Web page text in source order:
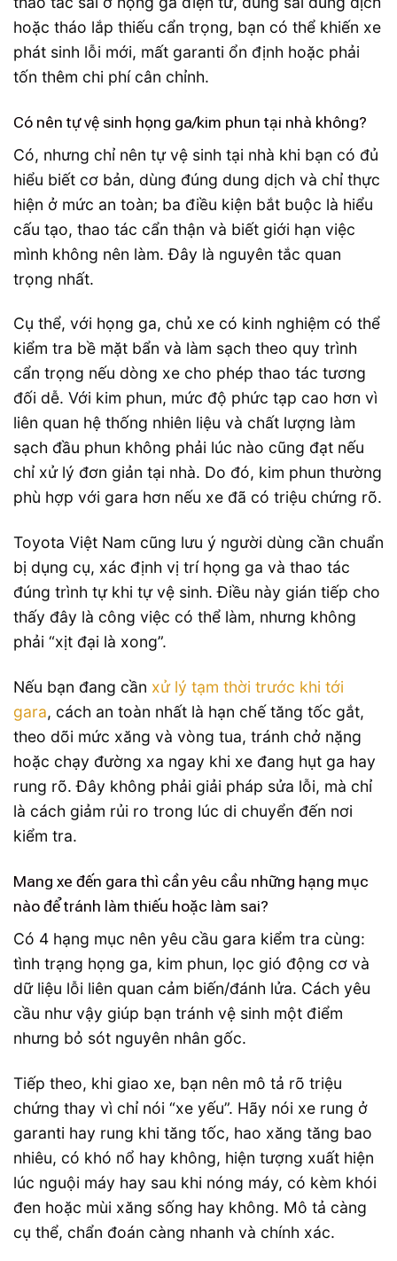
hoặc tháo lắp thiếu cẩn trọng, bạn có thể khiến xe
phát sinh lỗi mới, mất garanti ổn định hoặc phải
tốn thêm chi phí cân chỉnh.
Có nên tự vệ sinh họng ga/kim phun tại nhà không?
Có, nhưng chỉ nên tự vệ sinh tại nhà khi bạn có đủ
hiểu biết cơ bản, dùng đúng dung dịch và chỉ thực
hiện ở mức an toàn; ba điều kiện bắt buộc là hiểu
cấu tạo, thao tác cẩn thận và biết giới hạn việc
mình không nên làm. Đây là nguyên tắc quan
trọng nhất.
Cụ thể, với họng ga, chủ xe có kinh nghiệm có thể
kiểm tra bề mặt bẩn và làm sạch theo quy trình
cẩn trọng nếu dòng xe cho phép thao tác tương
đối dễ. Với kim phun, mức độ phức tạp cao hơn vì
liên quan hệ thống nhiên liệu và chất lượng làm
sạch đầu phun không phải lúc nào cũng đạt nếu
chỉ xử lý đơn giản tại nhà. Do đó, kim phun thường
phù hợp với gara hơn nếu xe đã có triệu chứng rõ.
Toyota Việt Nam cũng lưu ý người dùng cần chuẩn
bị dụng cụ, xác định vị trí họng ga và thao tác
đúng trình tự khi tự vệ sinh. Điều này gián tiếp cho
thấy đây là công việc có thể làm, nhưng không
phải “xịt đại là xong”.
Nếu bạn đang cần xử lý tạm thời trước khi tới
gara, cách an toàn nhất là hạn chế tăng tốc gắt,
theo dõi mức xăng và vòng tua, tránh chở nặng
hoặc chạy đường xa ngay khi xe đang hụt ga hay
rung rõ. Đây không phải giải pháp sửa lỗi, mà chỉ
là cách giảm rủi ro trong lúc di chuyển đến nơi
kiểm tra.
Mang xe đến gara thì cần yêu cầu những hạng mục
nào để tránh làm thiếu hoặc làm sai?
Có 4 hạng mục nên yêu cầu gara kiểm tra cùng:
tình trạng họng ga, kim phun, lọc gió động cơ và
dữ liệu lỗi liên quan cảm biến/đánh lửa. Cách yêu
cầu như vậy giúp bạn tránh vệ sinh một điểm
nhưng bỏ sót nguyên nhân gốc.
Tiếp theo, khi giao xe, bạn nên mô tả rõ triệu
chứng thay vì chỉ nói “xe yếu”. Hãy nói xe rung ở
garanti hay rung khi tăng tốc, hao xăng tăng bao
nhiêu, có khó nổ hay không, hiện tượng xuất hiện
lúc nguội máy hay sau khi nóng máy, có kèm khói
đen hoặc mùi xăng sống hay không. Mô tả càng
cụ thể, chẩn đoán càng nhanh và chính xác.